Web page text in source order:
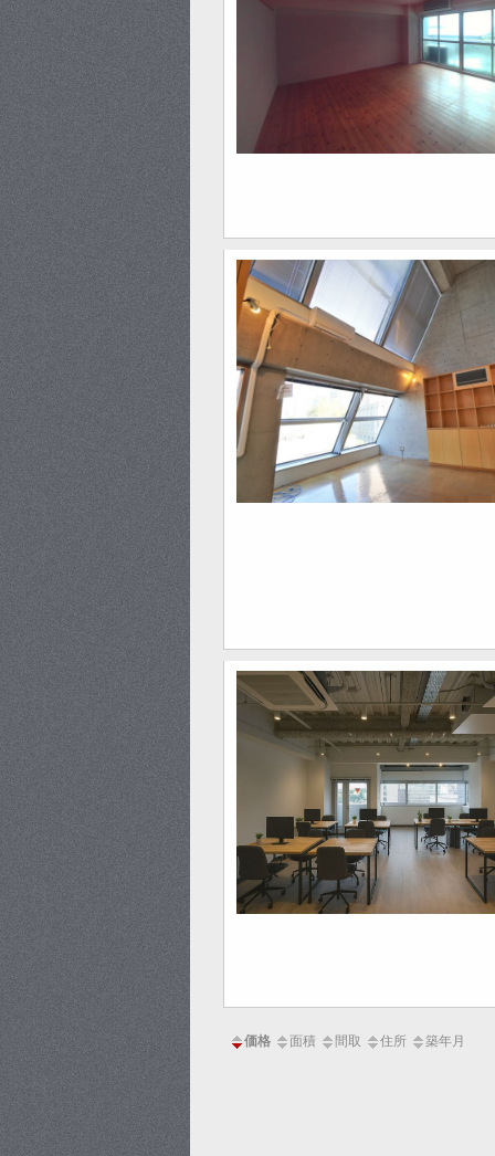
価格 面積 間取 住所 築年月